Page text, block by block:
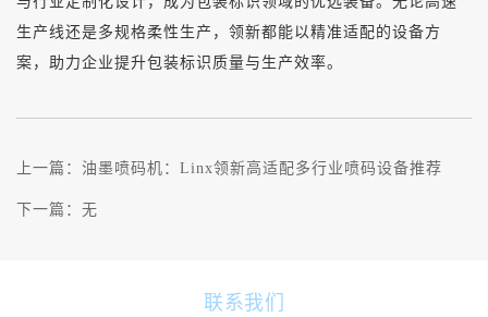
生产线还是多规格柔性生产，领新都能以精准适配的设备方
案，助力企业提升包装标识质量与生产效率。
上一篇： 油墨喷码机：Linx领新高适配多行业喷码设备推荐
下一篇： 无
联系我们